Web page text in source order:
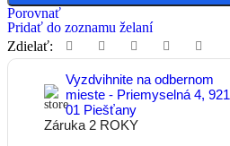
Porovnať
Pridať do zoznamu želaní
Zdielať:
Vyzdvihnite na odbernom
mieste - Priemyselná 4, 921
01 Piešťany
Záruka 2 ROKY